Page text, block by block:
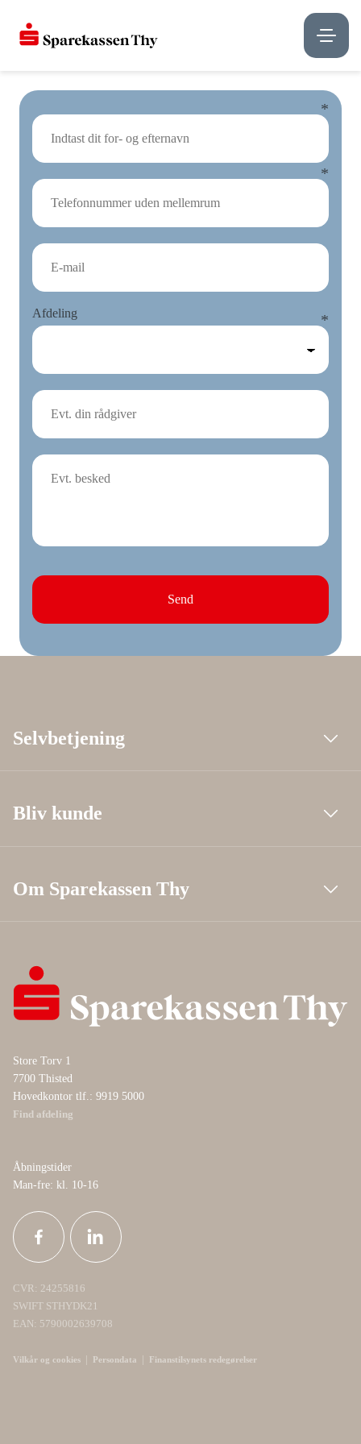
Afdeling
Selvbetjening
Bliv kunde
Om Sparekassen Thy
Store Torv 1
7700 Thisted
Hovedkontor tlf.: 9919 5000
Find afdeling
Åbningstider
Man-fre: kl. 10-16
CVR: 24255816
SWIFT STHYDK21
EAN: 5790002639708
Vilkår og cookies Persondata Finanstilsynets redegørelser